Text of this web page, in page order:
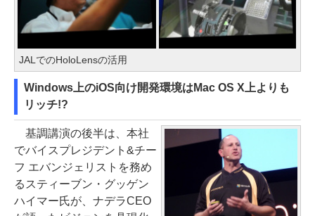
JALでのHoloLensの活用
Windows上のiOS向け開発環境はMac OS X上よりも
リッチ!?
基調講演の後半は、本社
でバイスプレジデント&チー
フ エバンジェリストを務め
るスティーブン・グッゲン
ハイマー氏が、ナデラCEO